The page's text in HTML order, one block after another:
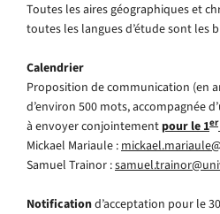
Toutes les aires géographiques et
toutes les langues d’étude sont les
Calendrier
Proposition de communication (en
d’environ 500 mots, accompagnée
à envoyer conjointementpour le 1er
Mickael Mariaule :
Samuel Trainor :
Notificationd’acceptation pour le